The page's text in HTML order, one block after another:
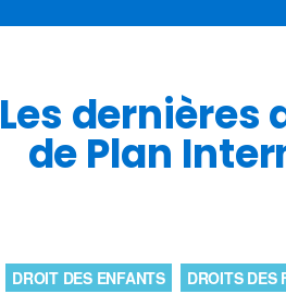
Les dernières
de Plan
DROIT DES ENFANTS
DROITS DES